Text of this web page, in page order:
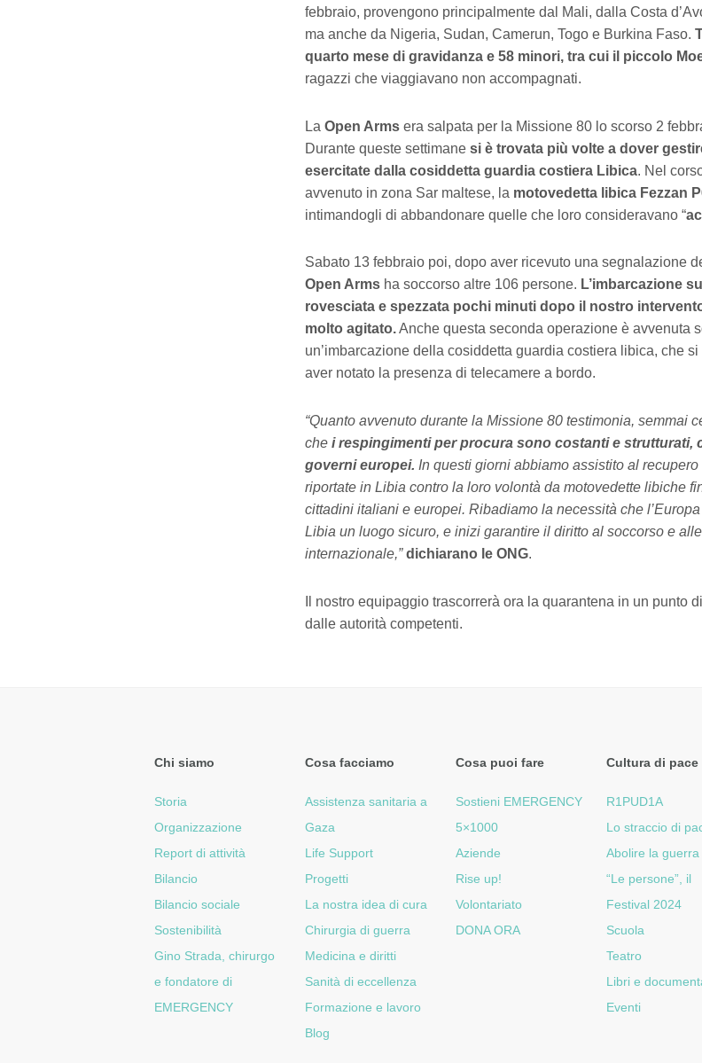
febbraio, provengono principalmente dal Mali, dalla Costa
ma anche da Nigeria, Sudan, Camerun, Togo e Burkina Faso.
quarto mese di gravidanza e 58 minori, tra cui il piccolo
ragazzi che viaggiavano non accompagnati.
La Open Armsera salpata per la Missione 80 lo scorso 2
Durante queste settimane si è trovata più volte a dover
esercitate dalla cosiddetta guardia costiera Libica. Nel
avvenuto in zona Sar maltese, la motovedetta libica Fezzan
intimandogli di abbandonare quelle che loro consideravano “
Sabato 13 febbraio poi, dopo aver ricevuto una segnalazione
Open Armsha soccorso altre 106 persone. L’imbarcazione
rovesciata e spezzata pochi minuti dopo il nostro
molto agitato.Anche questa seconda operazione è avvenuta
un’imbarcazione della cosiddetta guardia costiera libica, che
aver notato la presenza di telecamere a bordo.
“Quanto avvenuto durante la Missione 80 testimonia, semmai
che i respingimenti per procura sono costanti e strutturati,
governi europei. In questi giorni abbiamo assistito al
riportate in Libia contro la loro volontà da motovedette libiche
cittadini italiani e europei. Ribadiamo la necessità che
Libia un luogo sicuro, e inizi garantire il diritto al soccorso e
internazionale,” dichiarano le ONG.
Il nostro equipaggio trascorrerà ora la quarantena in un punto
dalle autorità competenti.
Chi siamo
Storia
Organizzazione
Report di attività
Bilancio
Bilancio sociale
Sostenibilità
Gino Strada, chirurgo
e fondatore di
EMERGENCY
Cosa facciamo
Assistenza sanitaria a
Gaza
Life Support
Progetti
La nostra idea di cura
Chirurgia di guerra
Medicina e diritti
Sanità di eccellenza
Formazione e lavoro
Blog
Cosa puoi fare
Sostieni EMERGENCY
5×1000
Aziende
Rise up!
Volontariato
DONA ORA
Cultura di pace
R1PUD1A
Lo straccio di
Abolire la guerra
“Le persone”, il
Festival 2024
Scuola
Teatro
Libri e
Eventi